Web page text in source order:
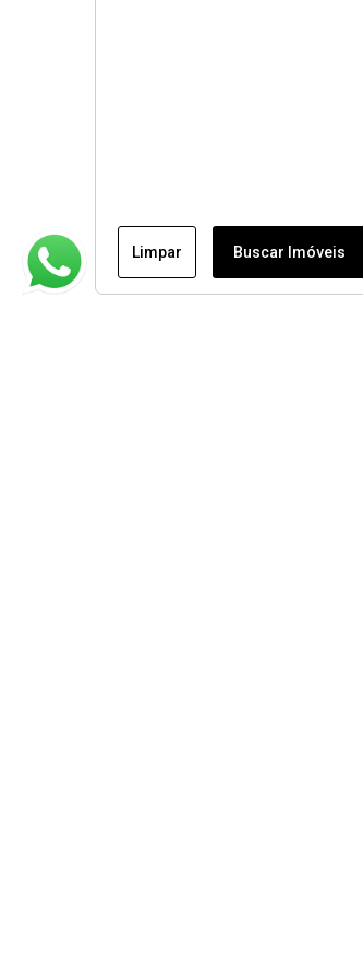
Limpar Buscar Imóveis